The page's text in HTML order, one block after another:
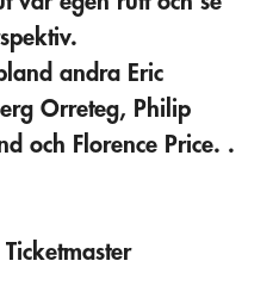
andra Eric
Orreteg, Philip
och Florence Price. .